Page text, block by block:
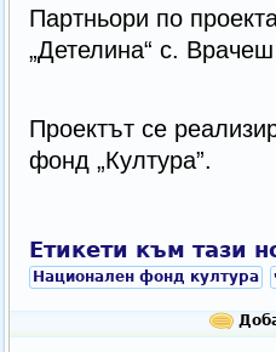
Партньори по
„Детелина“ с.
Проектът се
фонд „Култура”.
Етикети към тази
Национален фонд култура